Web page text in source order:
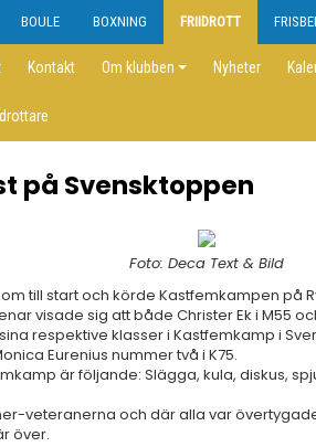
BOULE BOXNING FRIIDROTT
Kontakt Om klubben Nyheter
på Svensktoppen
Foto: Deca Text & Bild
till start och körde Kastfemkampen på
visade sig att både Christer Ek i M55
respektive klasser i Kastfemkamp i
Eurenius nummer två i K75.
är följande: Slägga, kula, diskus,
veteranerna och där alla var
över.